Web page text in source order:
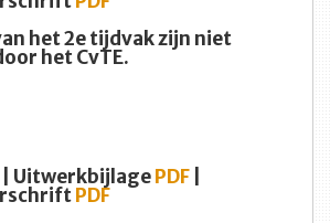
het 2e tijdvak zijn niet
het CvTE.
| UitwerkbijlagePDF
PDF